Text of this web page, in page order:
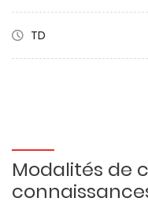
TD
Modalités de